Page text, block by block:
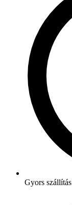
Gyors szállítás